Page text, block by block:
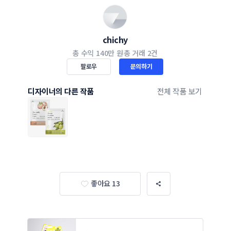
chichy
총 수익 140만 원총 거래 2건
팔로우 문의하기
디자이너의 다른 작품 전체 작품 보기
좋아요 13